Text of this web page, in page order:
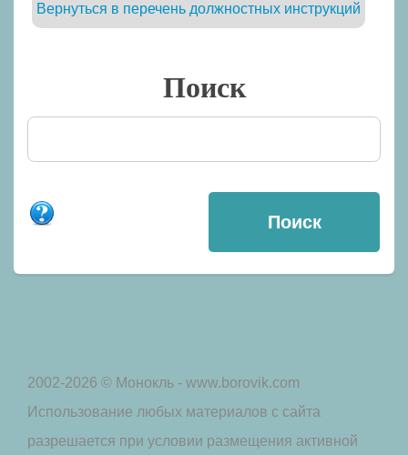
Вернуться в перечень должностных инструкций
Поиск
2002-2026 © Монокль - www.borovik.com
Использование любых материалов с сайта
разрешается при условии размещения активной